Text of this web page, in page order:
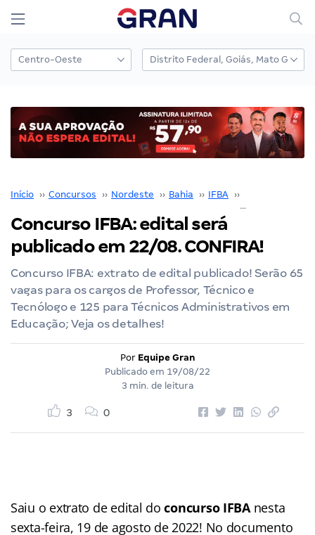
Início ›› Concursos ›› Nordeste ›› Bahia ›› IFBA ››
Concurso IFBA: edital será
publicado em 22/08. CONFIRA!
Concurso IFBA: extrato de edital publicado! Serão 65
vagas para os cargos de Professor, Técnico e
Tecnólogo e 125 para Técnicos Administrativos em
Educação; Veja os detalhes!
Por Equipe Gran
Publicado em 19/08/22
3 min. de leitura
3 0
Saiu o extrato de edital doconcurso IFBAnesta
sexta-feira, 19 de agosto de 2022! No documento